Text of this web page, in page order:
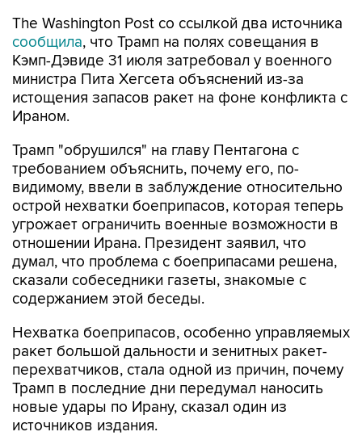
The Washington Post со ссылкой два источника
сообщила, что Трамп на полях совещания в
Кэмп-Дэвиде 31 июля затребовал у военного
министра Пита Хегсета объяснений из-за
истощения запасов ракет на фоне конфликта с
Ираном.
Трамп "обрушился" на главу Пентагона с
требованием объяснить, почему его, по-
видимому, ввели в заблуждение относительно
острой нехватки боеприпасов, которая теперь
угрожает ограничить военные возможности в
отношении Ирана. Президент заявил, что
думал, что проблема с боеприпасами решена,
сказали собеседники газеты, знакомые с
содержанием этой беседы.
Нехватка боеприпасов, особенно управляемых
ракет большой дальности и зенитных ракет-
перехватчиков, стала одной из причин, почему
Трамп в последние дни передумал наносить
новые удары по Ирану, сказал один из
источников издания.